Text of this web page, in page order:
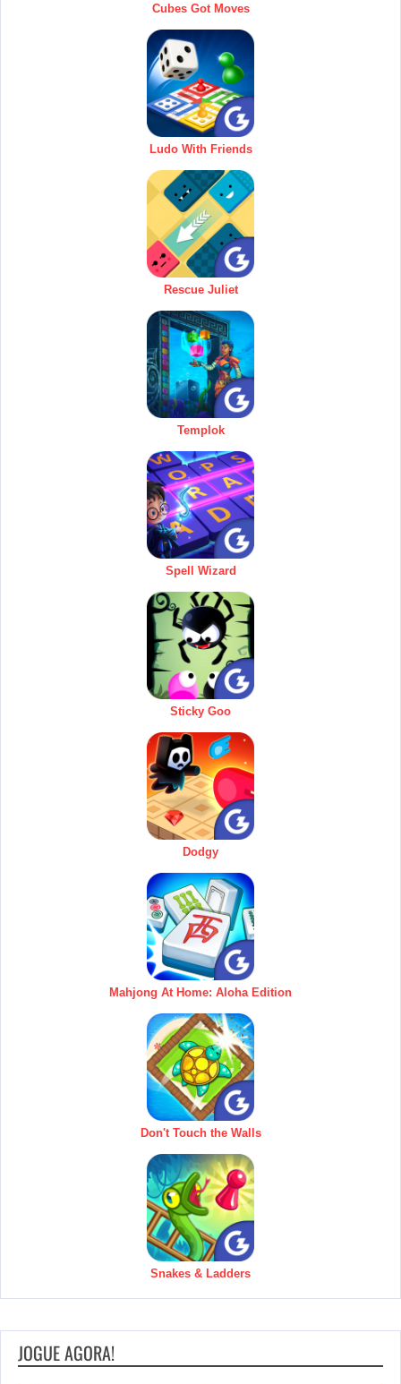
Cubes Got Moves
Ludo With Friends
Rescue Juliet
Templok
Spell Wizard
Sticky Goo
Dodgy
Mahjong At Home: Aloha Edition
Don't Touch the Walls
Snakes & Ladders
JOGUE AGORA!